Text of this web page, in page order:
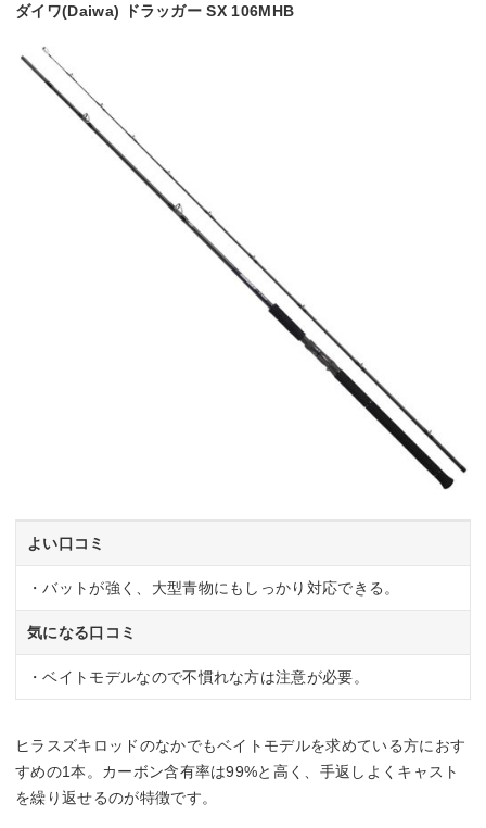
ダイワ(Daiwa) ドラッガー SX 106MHB
よい口コミ
・バットが強く、大型青物にもしっかり対応できる。
気になる口コミ
・ベイトモデルなので不慣れな方は注意が必要。
ヒラスズキロッドのなかでもベイトモデルを求めている方におす
すめの1本。カーボン含有率は99%と高く、手返しよくキャスト
を繰り返せるのが特徴です。